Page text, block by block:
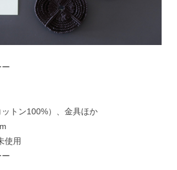
トン100%）、金具ほか
使用